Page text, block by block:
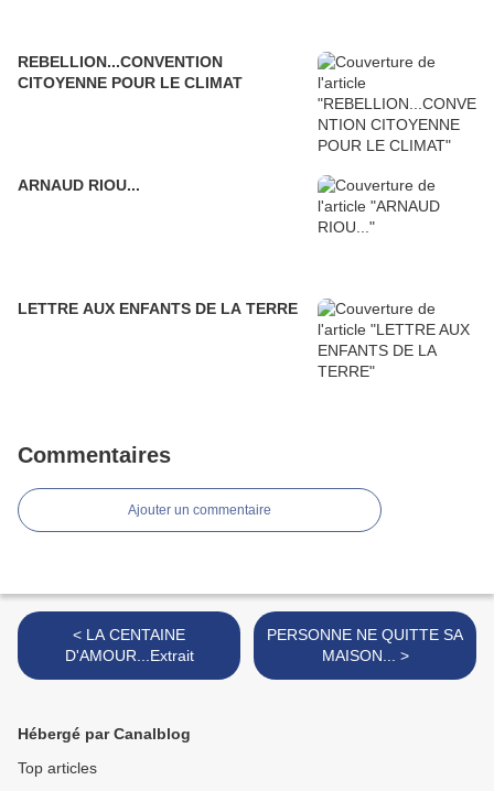
REBELLION...CONVENTION
CITOYENNE POUR LE CLIMAT
ARNAUD RIOU...
LETTRE AUX ENFANTS DE LA TERRE
Commentaires
Ajouter un commentaire
< LA CENTAINE
D'AMOUR...Extrait
PERSONNE NE QUITTE SA
MAISON... >
Hébergé par Canalblog
Top articles